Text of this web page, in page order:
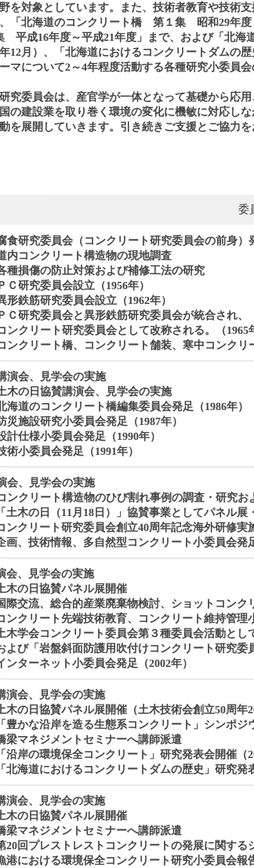
を対象としています。また、技術者教育や技術
「北海道のコンクリート橋 第１集 昭和29年度
平成16年度～平成21年度」まで、および「北海
12月）、「北海道におけるコンクリートダムの
マについて2～4年程度活動する各種研究小委員
究委員会は、産官学が一体となって基礎から応
の建設業を取り巻く環境の変化に機敏に対応し
を展開していきます。引き続きご支援とご協力を
委
食研究委員会（コンクリート研究委員会の前身）
内コンクリート構造物の現地調査
種損傷の防止対策および補修工法の研究
Ｃ研究委員会設立（1956年）
形鉄筋研究委員会設立（1962年）
Ｃ研究委員会と異形鉄筋研究委員会が統合され、
クリート研究委員会として改称される。（1965
ンクリート橋、コンクリート舗装、寒中コンクリ
演会、見学会の実施
木の日協賛講演会、見学会の実施
海道のコンクリート橋編集委員会発足（1986年）
災施設研究小委員会発足（1987年）
計仕様小委員会発足（1990年）
術小委員会発足（1991年）
会、見学会の実施
ンクリート構造物のひび割れ事例の調査・研究
土木の日（11月18日）」協賛事業としてパネル展
ンクリート研究委員会創立40周年記念海外研修実
画、技術情報、多自然型コンクリート小委員会発
会、見学会の実施
木の日協賛パネル展開催
際交流、総合的産業廃棄物検討、ショットコンク
ンクリート先端技術教育、コンクリート維持管理
木学会コンクリート委員会第３種委員会活動と
び「岩盤斜面防護用吹付けコンクリート研究委
ンターネット小委員会発足（2002年）
演会、見学会の実施
木の日協賛パネル展開催（土木技術会創立50周年
豊かな沿岸を造る生態系コンクリート」シンポジ
梁マネジメントセミナーへ講師派遣
沿岸の環境保全コンクリート」研究発表会開催（
北海道におけるコンクリートダムの歴史」研究発
演会、見学会の実施
木の日協賛パネル展開催
梁マネジメントセミナーへ講師派遣
20回プレストレストコンクリートの発展に関する
港における環境保全コンクリート研究小委員会報